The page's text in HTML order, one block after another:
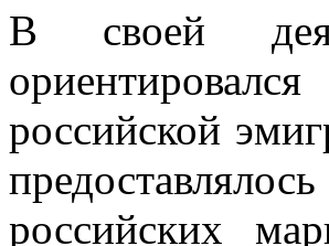
В своей
российской
российских